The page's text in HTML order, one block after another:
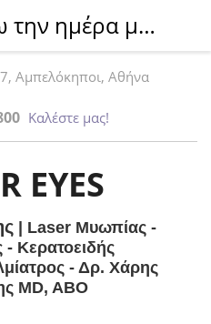
Αμπελόκηποι, Αθήνα
Καλέστε μας!
EYES
| Laser Μυωπίας -
Κερατοειδής
- Δρ. Χάρης
MD, ABO
Τι να περιμένω την ημέρα μετά το χειρουργείο;